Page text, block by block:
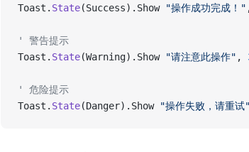
Toast. State(Success).Show "操作成功完成！"
' 警告提示
Toast. State(Warning).Show "请注意此操作" ,
' 危险提示
Toast. State(Danger).Show "操作失败，请重试"